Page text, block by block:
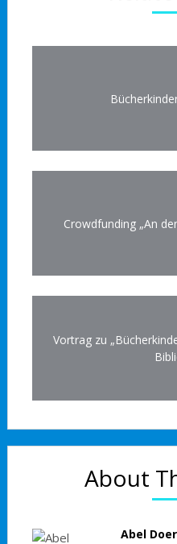
Crowdfunding „An
Vortrag zu
About
Abel